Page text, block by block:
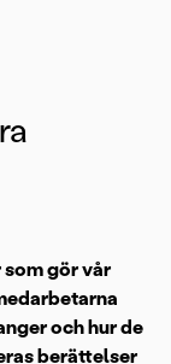
som gör vår
och hur de
berättelser